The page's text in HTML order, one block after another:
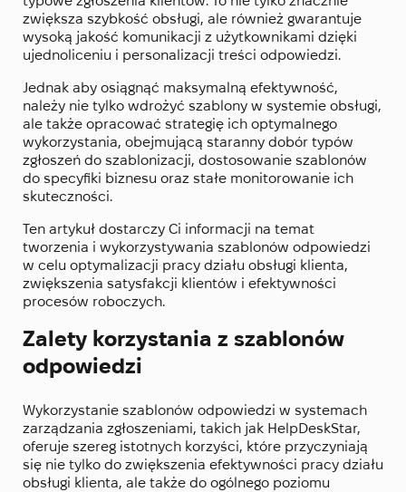
zwiększa szybkość obsługi, ale również gwarantuje
wysoką jakość komunikacji z użytkownikami dzięki
ujednoliceniu i personalizacji treści odpowiedzi.
Jednak aby osiągnąć maksymalną efektywność,
należy nie tylko wdrożyć szablony w systemie obsługi,
ale także opracować strategię ich optymalnego
wykorzystania, obejmującą staranny dobór typów
zgłoszeń do szablonizacji, dostosowanie szablonów
do specyfiki biznesu oraz stałe monitorowanie ich
skuteczności.
Ten artykuł dostarczy Ci informacji na temat
tworzenia i wykorzystywania szablonów odpowiedzi
w celu optymalizacji pracy działu obsługi klienta,
zwiększenia satysfakcji klientów i efektywności
procesów roboczych.
Zalety korzystania z szablonów
odpowiedzi
Wykorzystanie szablonów odpowiedzi w systemach
zarządzania zgłoszeniami, takich jak HelpDeskStar,
oferuje szereg istotnych korzyści, które przyczyniają
się nie tylko do zwiększenia efektywności pracy działu
obsługi klienta, ale także do ogólnego poziomu